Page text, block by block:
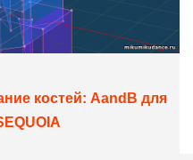
костей: AandB для